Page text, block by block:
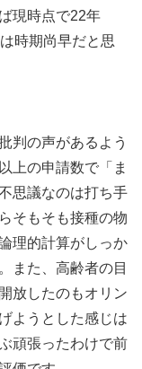
現時点で22年
時期尚早だと思
判の声があるよう
上の申請数で「ま
思議なのは打ち手
そもそも接種の物
理的計算がしっか
また、高齢者の目
放したのもオリン
ようとした感じは
頑張ったわけで前